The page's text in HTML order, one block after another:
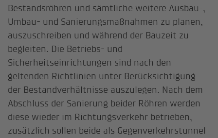
Bestandsröhren und sämtliche weitere Ausbau-,
Umbau- und Sanierungsmaßnahmen zu planen,
auszuschreiben und während der Bauzeit zu
begleiten. Die Betriebs- und
Sicherheitseinrichtungen sind nach den
geltenden Richtlinien unter Berücksichtigung
der Bestandverhältnisse auszulegen. Nach dem
Abschluss der Sanierung beider Röhren werden
diese wieder im Richtungsverkehr betrieben,
zusätzlich sollen beide als Gegenverkehrstunnel